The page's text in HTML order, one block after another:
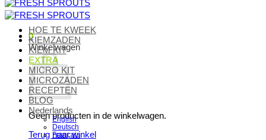
0
Winkelwagen
Geen producten in de winkelwagen.
Terug naar winkel
HOE TE KWEEK
KIEMZADEN
KIEM KIT
EXTRA
MICRO KIT
MICROZADEN
RECEPTEN
BLOG
Nederlands
English
Deutsch
Français